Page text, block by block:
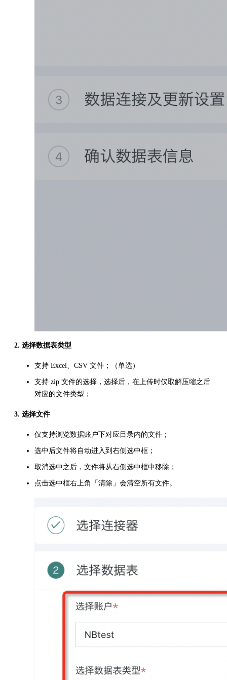
2. 选择数据表类型
支持 Excel、CSV 文件；（单选）
支持 zip 文件的选择，选择后，在上传时仅取解压缩之后
对应的文件类型；
3. 选择文件
仅支持浏览数据账户下对应目录内的文件；
选中后文件将自动进入到右侧选中框；
取消选中之后，文件将从右侧选中框中移除；
点击选中框右上角「清除」会清空所有文件。